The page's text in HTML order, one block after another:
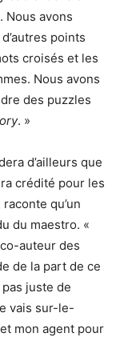
Nous avons
points
croisés et les
Nous avons
des puzzles
. »
d’ailleurs que
crédité pour les
qu’un
du maestro. «
auteur des
de la part de ce
juste de
vais sur-le-
mon agent pour